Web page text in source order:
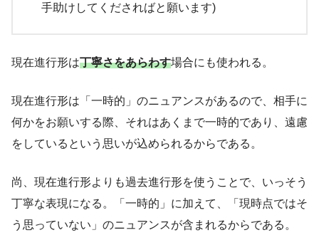
手助けしてくださればと願います)
現在進行形は丁寧さをあらわす場合にも使われる。
現在進行形は「一時的」のニュアンスがあるので、相手に
何かをお願いする際、それはあくまで一時的であり、遠慮
をしているという思いが込められるからである。
尚、現在進行形よりも過去進行形を使うことで、いっそう
丁寧な表現になる。「一時的」に加えて、「現時点ではそ
う思っていない」のニュアンスが含まれるからである。